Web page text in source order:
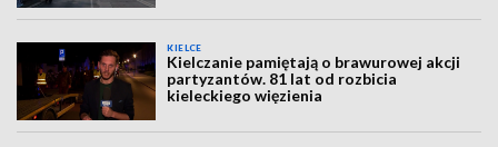
KIELCE
Kielczanie pamiętają o brawurowej akcji
partyzantów. 81 lat od rozbicia
kieleckiego więzienia